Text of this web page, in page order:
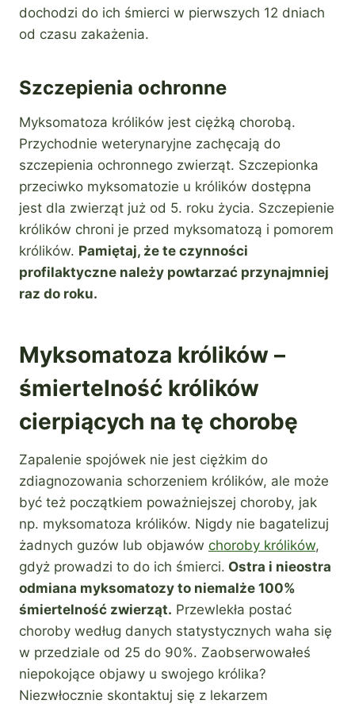
dochodzi do ich śmierci w pierwszych 12 dniach
od czasu zakażenia.
Szczepienia ochronne
Myksomatoza królików jest ciężką chorobą.
Przychodnie weterynaryjne zachęcają do
szczepienia ochronnego zwierząt. Szczepionka
przeciwko myksomatozie u królików dostępna
jest dla zwierząt już od 5. roku życia. Szczepienie
królików chroni je przed myksomatozą i pomorem
królików. Pamiętaj, że te czynności
profilaktyczne należy powtarzać przynajmniej
raz do roku.
Myksomatoza królików –
śmiertelność królików
cierpiących na tę chorobę
Zapalenie spojówek nie jest ciężkim do
zdiagnozowania schorzeniem królików, ale może
być też początkiem poważniejszej choroby, jak
np. myksomatoza królików. Nigdy nie bagatelizuj
żadnych guzów lub objawów choroby królików,
gdyż prowadzi to do ich śmierci. Ostra i nieostra
odmiana myksomatozy to niemalże 100%
śmiertelność zwierząt. Przewlekła postać
choroby według danych statystycznych waha się
w przedziale od 25 do 90%. Zaobserwowałeś
niepokojące objawy u swojego królika?
Niezwłocznie skontaktuj się z lekarzem